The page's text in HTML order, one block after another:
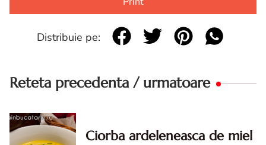
Distribuie pe:
Reteta precedenta / urmatoare
Ciorba ardeleneasca de miel